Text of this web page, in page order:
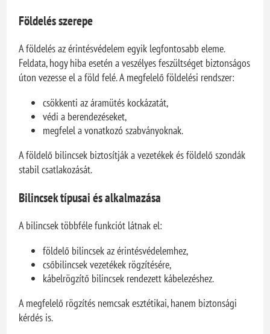
Földelés szerepe
A földelés az érintésvédelem egyik legfontosabb eleme.
Feldata, hogy hiba esetén a veszélyes feszültséget biztonságos
úton vezesse el a föld felé. A megfelelő földelési rendszer:
csökkenti az áramütés kockázatát,
védi a berendezéseket,
megfelel a vonatkozó szabványoknak.
A földelő bilincsek biztosítják a vezetékek és földelő szondák
stabil csatlakozását.
Bilincsek típusai és alkalmazása
A bilincsek többféle funkciót látnak el:
földelő bilincsek az érintésvédelemhez,
csőbilincsek vezetékek rögzítésére,
kábelrögzítő bilincsek rendezett kábelezéshez.
A megfelelő rögzítés nemcsak esztétikai, hanem biztonsági
kérdés is.